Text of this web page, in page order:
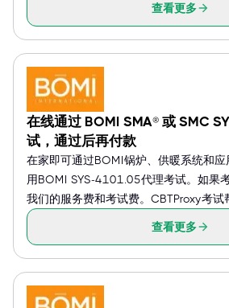
查看更多
在线通过 BOMI SMA® 或 SMC
试，通过后再付款
在家即可通过BOMI锅炉、供暖系统和
用BOMI SYS-4101.05代理考试。如果
我们的服务费和考试费。CBTProxy考试
查看更多